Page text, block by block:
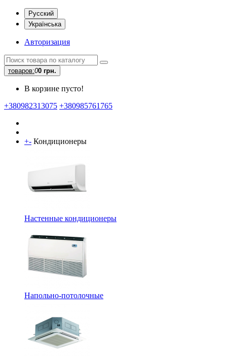
Русский
Українська
Авторизация
товаров:00 грн.
В корзине пусто!
+380982313075 +380985761765
+- Кондиционеры
Настенные кондиционеры
Напольно-потолочные